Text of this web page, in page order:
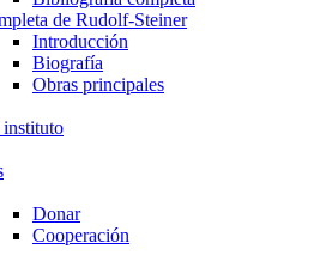
de Rudolf-Steiner
Introducción
Biografía
Obras principales
instituto
Donar
Cooperación